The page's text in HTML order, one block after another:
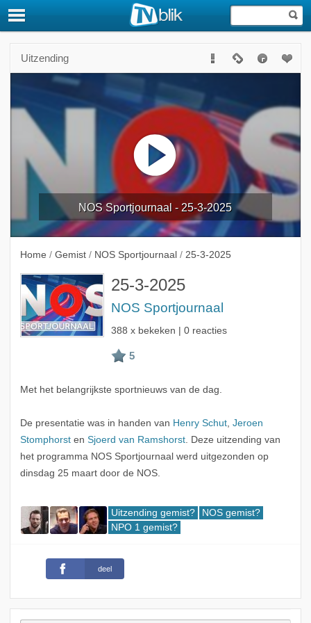
Uitzending
NOS Sportjournaal - 25-3-2025
Home / Gemist / NOS Sportjournaal / 25-3-2025
25-3-2025
NOS Sportjournaal
388 x bekeken | 0 reacties
Met het belangrijkste sportnieuws van de dag.
De presentatie was in handen van Henry Schut, Jeroen
Stomphorsten Sjoerd van Ramshorst. Deze uitzending van
het programma NOS Sportjournaal werd uitgezonden op
dinsdag 25 maart door de NOS.
Uitzending gemist?
NOS gemist?
NPO 1 gemist?
deel